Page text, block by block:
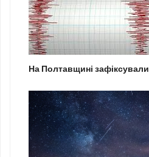
На Полтавщині